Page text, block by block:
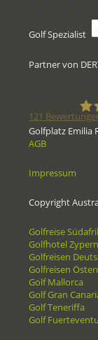
Golf Spezialist
Partner von
121
Golfplatz Emilia
AGB
Impressum
Copyright
Golfreise
Golfhotel Zypern
Golfreisen
Golfreisen
Golf Mallorca
Golf Gran
Golf Teneriffa
Golf